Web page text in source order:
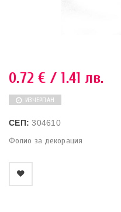
0.72€ / 1.41 лв.
ИЗЧЕРПАН
СЕП:304610
Фолио за декорация